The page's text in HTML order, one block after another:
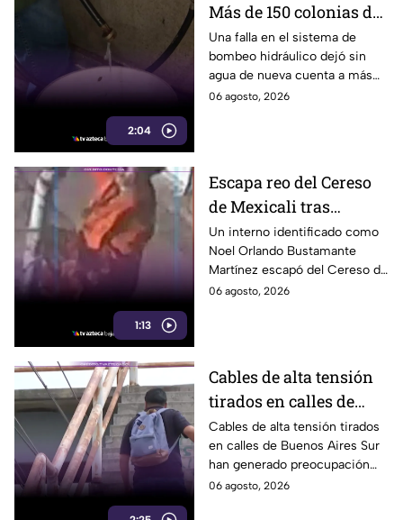
2:04
Más de 150 colonias de
Tijuana enfrentan
cortes por falla de
CESPT
Una falla en el sistema de
bombeo hidráulico dejó sin
agua de nueva cuenta a más
de 150 colonias de Tijuana,
06 agosto, 2026
1:13
Escapa reo del Cereso
de Mexicali tras
audiencia inicial; fue
localizado horas
después
Un interno identificado como
Noel Orlando Bustamante
Martínez escapó del Cereso de
Mexicali tras una audiencia
06 agosto, 2026
Cables de alta tensión
tirados en calles de
Buenos Aires Sur
representan un riesgo
para peatones en
Tijuana
Cables de alta tensión tirados
en calles de Buenos Aires Sur
han generado preocupación
entre vecinos, luego de que un
06 agosto, 2026